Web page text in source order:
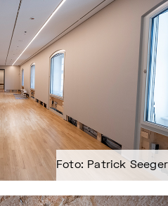
Foto: Patrick Seeger